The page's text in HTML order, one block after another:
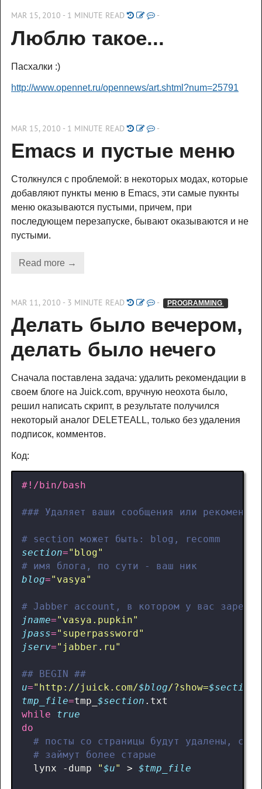
MAR 15, 2010 - 1 MINUTE READ -
Люблю такое...
Пасхалки :)
http://www.opennet.ru/opennews/art.shtml?num=25791
MAR 15, 2010 - 1 MINUTE READ -
Emacs и пустые меню
Столкнулся с проблемой: в некоторых модах, которые
добавляют пункты меню в Emacs, эти самые пукнты
меню оказываются пустыми, причем, при
последующем перезапуске, бывают оказываются и не
пустыми.
Read more →
MAR 11, 2010 - 3 MINUTE READ - PROGRAMMING
Делать было вечером,
делать было нечего
Сначала поставлена задача: удалить рекомендации в
своем блоге на Juick.com, вручную неохота было,
решил написать скрипт, в результате получился
некоторый аналог DELETEALL, только без удаления
подписок, комментов.
Код:
### Удаляет ваши сообщения или
# section может быть: blog, recomm
section="blog"
# имя блога, по сути - ваш ник
blog="vasya"
# Jabber account, в котором у вас
jname="vasya.pupkin"
jpass="superpassword"
jserv="jabber.ru"
## BEGIN ##
u="http://juick.com/$blog/?show=$section
tmp_file=tmp_ $section
while
true
do
# посты со страницы будут удалены,
# займут более старые
  lynx -dump
"$u" > $tmp_file